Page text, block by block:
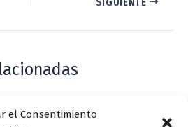
el Consentimiento
conmemorarán el 168